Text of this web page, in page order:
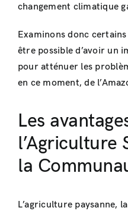
changement climatique
Examinons donc
être possible d’avoir un
pour atténuer les
en ce moment, de
Les
l’Agriculture
la
L’agriculture paysanne,